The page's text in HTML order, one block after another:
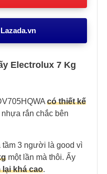
Electrolux 7 Kg
có thiết kế
rắn chắc bên
tầm 3 người là good vì
một lần mà thôi. Ấy
lại khá cao.